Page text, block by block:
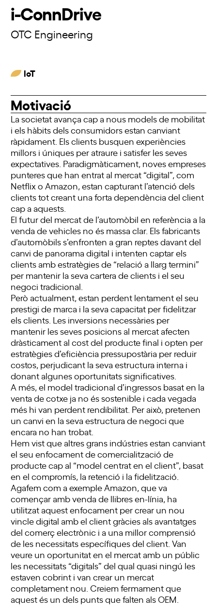
i-ConnDrive
OTC Engineering
IoT
Motivació
La societat avança cap a nous models de mobilitat
i els hàbits dels consumidors estan canviant
ràpidament. Els clients busquen experiències
millors i úniques per atraure i satisfer les seves
expectatives. Paradigmàticament, noves empreses
punteres que han entrat al mercat “digital”, com
Netflix o Amazon, estan capturant l’atenció dels
clients tot creant una forta dependència del client
cap a aquests.
El futur del mercat de l’automòbil en referència a la
venda de vehicles no és massa clar. Els fabricants
d’automòbils s’enfronten a gran reptes davant del
canvi de panorama digital i intenten captar els
clients amb estratègies de “relació a llarg termini”
per mantenir la seva cartera de clients i el seu
negoci tradicional.
Però actualment, estan perdent lentament el seu
prestigi de marca i la seva capacitat per fidelitzar
els clients. Les inversions necessàries per
mantenir les seves posicions al mercat afecten
dràsticament al cost del producte final i opten per
estratègies d’eficiència pressupostària per reduir
costos, perjudicant la seva estructura interna i
donant algunes oportunitats significatives.
A més, el model tradicional d’ingressos basat en la
venta de cotxe ja no és sostenible i cada vegada
més hi van perdent rendibilitat. Per això, pretenen
un canvi en la seva estructura de negoci que
encara no han trobat.
Hem vist que altres grans indústries estan canviant
el seu enfocament de comercialització de
producte cap al “model centrat en el client”, basat
en el compromís, la retenció i la fidelització.
Agafem com a exemple Amazon, que va
començar amb venda de llibres en-línia, ha
utilitzat aquest enfocament per crear un nou
vincle digital amb el client gràcies als avantatges
del comerç electrònic i a una millor comprensió
de les necessitats específiques del client. Van
veure un oportunitat en el mercat amb un públic
les necessitats “digitals” del qual quasi ningú les
estaven cobrint i van crear un mercat
completament nou. Creiem fermament que
aquest és un dels punts que falten als OEM.